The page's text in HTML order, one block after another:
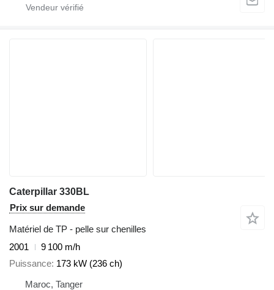
Caterpillar 330BL
Prix sur demande
Matériel de TP - pelle sur chenilles
2001
9 100 m/h
Puissance 173 kW (236 ch)
Maroc, Tanger